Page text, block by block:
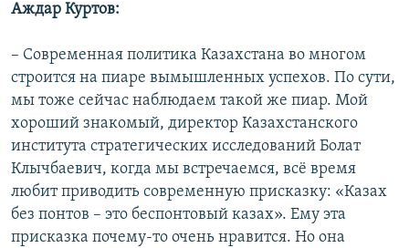
Аждар Куртов:
– Современная политика Казахстана во многом
строится на пиаре вымышленных успехов. По сути,
мы тоже сейчас наблюдаем такой же пиар. Мой
хороший знакомый, директор Казахстанского
института стратегических исследований Болат
Клычбаевич, когда мы встречаемся, всё время
любит приводить современную присказку: «Казах
без понтов – это беспонтовый казах». Ему эта
присказка почему-то очень нравится. Но она